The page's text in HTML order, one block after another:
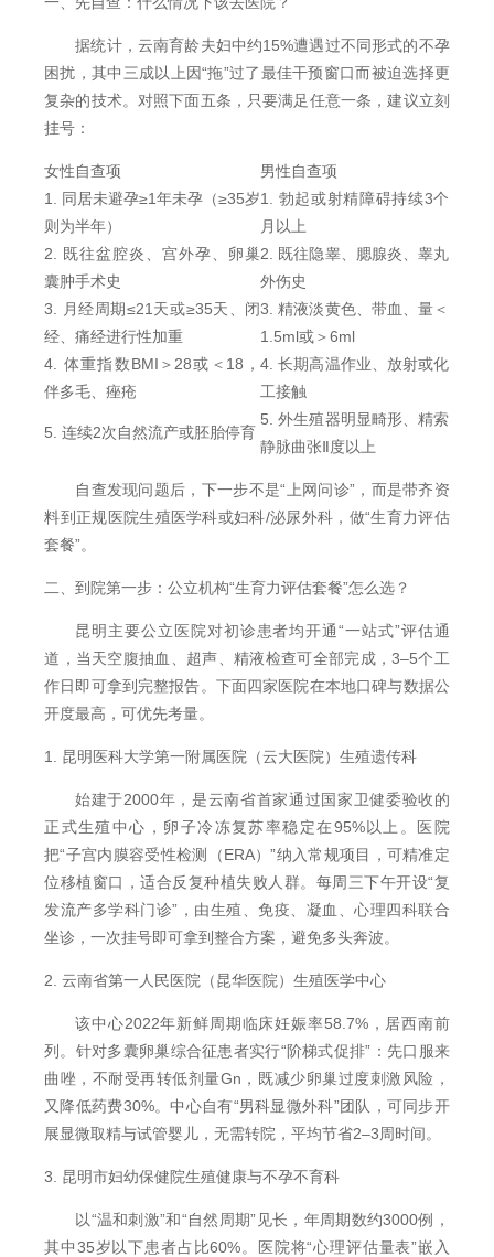
据统计，云南育龄夫妇中约15%遭遇过不同形式的不孕
困扰，其中三成以上因“拖”过了最佳干预窗口而被迫选择更
复杂的技术。对照下面五条，只要满足任意一条，建议立刻
挂号：
女性自查项
男性自查项
1. 同居未避孕≥1年未孕（≥35岁
则为半年）
1. 勃起或射精障碍持续3个
月以上
2. 既往盆腔炎、宫外孕、卵巢
囊肿手术史
2. 既往隐睾、腮腺炎、睾丸
外伤史
3. 月经周期≤21天或≥35天、闭
经、痛经进行性加重
3. 精液淡黄色、带血、量＜
1.5ml或＞6ml
4. 体重指数BMI＞28或＜18，
伴多毛、痤疮
4. 长期高温作业、放射或化
工接触
5. 连续2次自然流产或胚胎停育
5. 外生殖器明显畸形、精索
静脉曲张Ⅱ度以上
自查发现问题后，下一步不是“上网问诊”，而是带齐资
料到正规医院生殖医学科或妇科/泌尿外科，做“生育力评估
套餐”。
二、到院第一步：公立机构“生育力评估套餐”怎么选？
昆明主要公立医院对初诊患者均开通“一站式”评估通
道，当天空腹抽血、超声、精液检查可全部完成，3–5个工
作日即可拿到完整报告。下面四家医院在本地口碑与数据公
开度最高，可优先考量。
1. 昆明医科大学第一附属医院（云大医院）生殖遗传科
始建于2000年，是云南省首家通过国家卫健委验收的
正式生殖中心，卵子冷冻复苏率稳定在95%以上。医院
把“子宫内膜容受性检测（ERA）”纳入常规项目，可精准定
位移植窗口，适合反复种植失败人群。每周三下午开设“复
发流产多学科门诊”，由生殖、免疫、凝血、心理四科联合
坐诊，一次挂号即可拿到整合方案，避免多头奔波。
2. 云南省第一人民医院（昆华医院）生殖医学中心
该中心2022年新鲜周期临床妊娠率58.7%，居西南前
列。针对多囊卵巢综合征患者实行“阶梯式促排”：先口服来
曲唑，不耐受再转低剂量Gn，既减少卵巢过度刺激风险，
又降低药费30%。中心自有“男科显微外科”团队，可同步开
展显微取精与试管婴儿，无需转院，平均节省2–3周时间。
3. 昆明市妇幼保健院生殖健康与不孕不育科
以“温和刺激”和“自然周期”见长，年周期数约3000例，
其中35岁以下患者占比60%。医院将“心理评估量表”嵌入